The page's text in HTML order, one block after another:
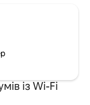
із Wi-Fi